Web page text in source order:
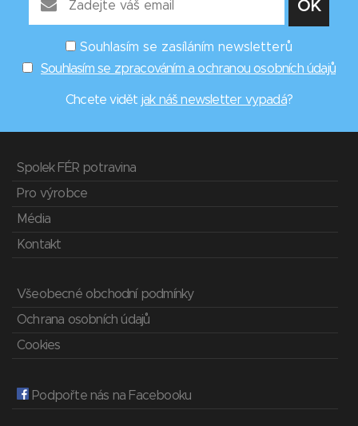
Souhlasím se zasíláním newsletterů
Souhlasím se zpracováním a ochranou osobních údajů
Chcete vidět jak náš newsletter vypadá?
Spolek FÉR potravina
Pro výrobce
Média
Kontakt
Všeobecné obchodní podmínky
Ochrana osobních údajů
Cookies
Podpořte nás na Facebooku